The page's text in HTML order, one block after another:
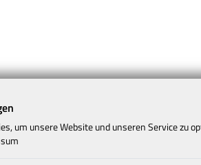
um unsere Website und unseren Service zu